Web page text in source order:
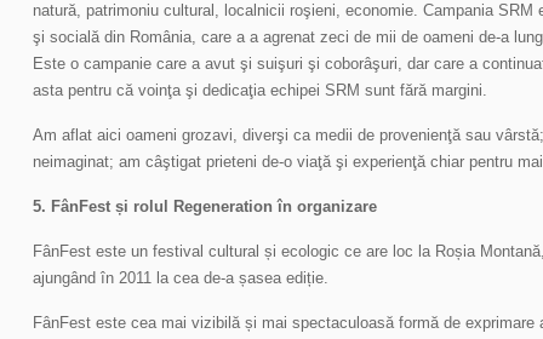
natură, patrimoniu cultural, localnicii roşieni, economie. Campania
şi socială din România, care a a agrenat zeci de mii de oameni de-a
Este o campanie care a avut şi suişuri şi coborâşuri, dar care a
asta pentru că voinţa şi dedicaţia echipei SRM sunt fără margini.
Am aflat aici oameni grozavi, diverşi ca medii de provenienţă sau
neimaginat; am câştigat prieteni de-o viaţă şi experienţă chiar pentru
5. FânFest și rolul Regeneration în organizare
FânFest este un festival cultural și ecologic ce are loc la Roșia
ajungând în 2011 la cea de-a șasea ediție.
FânFest este cea mai vizibilă și mai spectaculoasă formă de exprimare